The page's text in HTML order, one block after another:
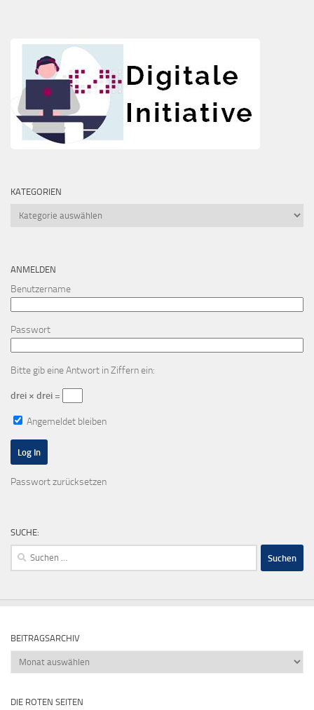
KATEGORIEN
Kategorien
ANMELDEN
Benutzername
Passwort
Bitte gib eine Antwort in Ziffern ein:
drei × drei =
Angemeldet bleiben
Passwort zurücksetzen
SUCHE:
Suchen
BEITRAGSARCHIV
Beitragsarchiv
DIE ROTEN SEITEN